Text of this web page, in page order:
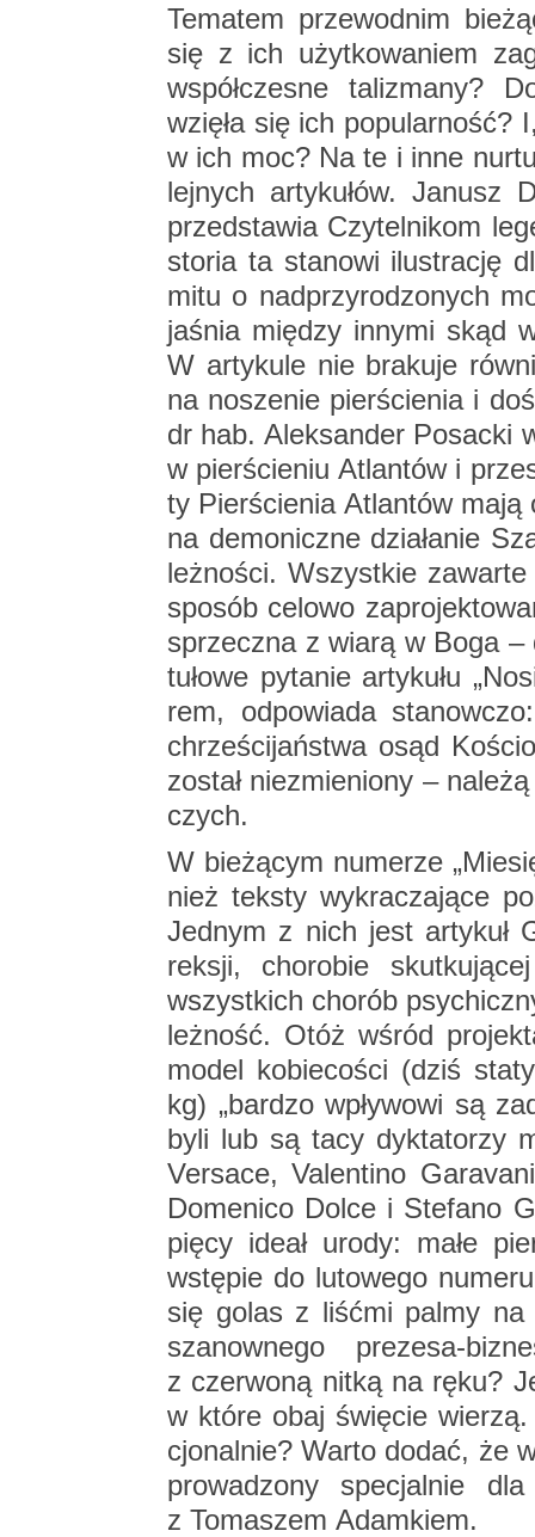
Te­ma­tem prze­wod­nim
się z ich użyt­ko­wa­niem
współ­cze­sne ta­li­zma­ny?
wzię­ła się ich
w ich moc? Na te i inne
lej­nych ar­ty­ku­łów. Ja­nusz
przed­sta­wia Czy­tel­ni­kom
sto­ria ta sta­no­wi ilu­stra­cję
mitu o nad­przy­ro­dzo­nych
ja­śnia mię­dzy in­ny­mi skąd
W ar­ty­ku­le nie bra­ku­je
na no­sze­nie pier­ście­nia i
dr hab. Alek­san­der Po­sac­ki
w pier­ście­niu Atlan­tów i
ty Pier­ście­nia Atlan­tów
na de­mo­nicz­ne dzia­ła­nie
leż­no­ści. Wszyst­kie
spo­sób ce­lo­wo
sprzecz­na z wiarą w Boga
tu­ło­we py­ta­nie ar­ty­ku­łu
rem, od­po­wia­da
chrze­ści­jań­stwa osąd
zo­stał nie­zmie­nio­ny –
czych.
W bie­żą­cym nu­me­rze
nież tek­sty wy­kra­cza­ją­ce
Jed­nym z nich jest ar­ty­kuł
rek­sji, cho­ro­bie
wszyst­kich cho­rób
leż­ność. Otóż wśród
model ko­bie­co­ści (dziś
kg) „bar­dzo wpły­wo­wi są
byli lub są tacy dyk­ta­to­rzy
Ver­sa­ce, Va­len­ti­no
Do­me­ni­co Dolce i Ste­fa­no
pię­cy ideał urody: małe
wstę­pie do lu­to­we­go
się golas z li­ść­mi palmy na
sza­now­ne­go pre­ze­sa-
z czer­wo­ną nitką na ręku?
w które obaj świę­cie
cjo­nal­nie? Warto dodać, że
pro­wa­dzo­ny spe­cjal­nie
z To­ma­szem Adam­kiem.